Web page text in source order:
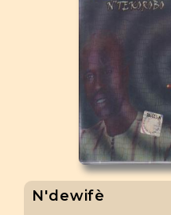
N'dewifè